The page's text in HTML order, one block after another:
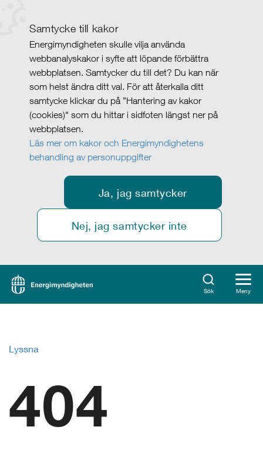
Samtycke till kakor
Energimyndigheten skulle vilja använda
webbanalyskakor i syfte att löpande förbättra
webbplatsen. Samtycker du till det? Du kan när
som helst ändra ditt val. För att återkalla ditt
samtycke klickar du på ”Hantering av kakor
(cookies)" som du hittar i sidfoten längst ner på
webbplatsen.
Läs mer om kakor och Energimyndighetens
behandling av personuppgifter
Ja, jag samtycker
Nej, jag samtycker inte
Sök Meny
Lyssna
404